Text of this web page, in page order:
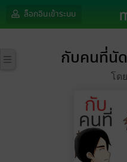
ล็อกอินเข้าระบบ
กับคนที่นั
โดย